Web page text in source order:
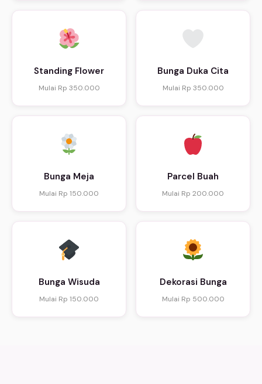
Standing Flower
Mulai Rp 350.000
Bunga Duka Cita
Mulai Rp 350.000
Bunga Meja
Mulai Rp 150.000
Parcel Buah
Mulai Rp 200.000
Bunga Wisuda
Mulai Rp 150.000
Dekorasi Bunga
Mulai Rp 500.000